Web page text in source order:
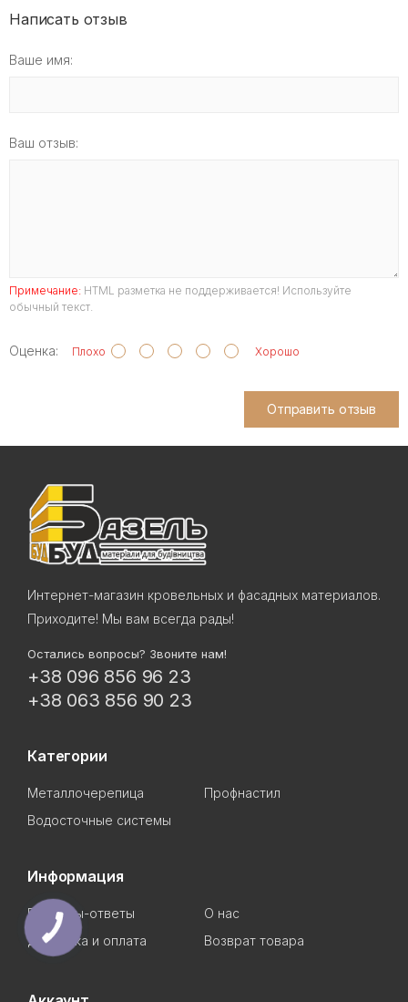
Написать отзыв
Ваше имя:
Ваш отзыв:
Примечание: HTML разметка не поддерживается! Используйте
обычный текст.
Оценка: Плохо Хорошо
Отправить отзыв
Интернет-магазин кровельных и фасадных материалов.
Приходите! Мы вам всегда рады!
Остались вопросы? Звоните нам!
+38 096 856 96 23
+38 063 856 90 23
Категории
Металлочерепица
Профнастил
Водосточные системы
Информация
Вопросы-ответы
О нас
Доставка и оплата
Возврат товара